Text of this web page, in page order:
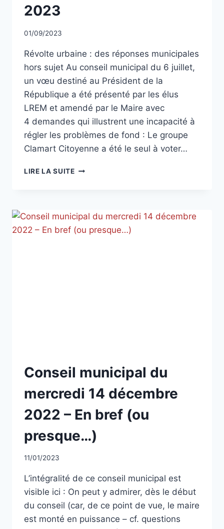
2023
Par
01/09/2023
Révolte urbaine : des réponses municipales
hors sujet Au conseil municipal du 6 juillet,
un vœu destiné au Président de la
République a été présenté par les élus
LREM et amendé par le Maire avec
4 demandes qui illustrent une incapacité à
régler les problèmes de fond : Le groupe
Clamart Citoyenne a été le seul à voter…
LIRE LA SUITETRIBUNE
2023
NON
CLASSÉ
Conseil municipal du
mercredi 14 décembre
2022 – En bref (ou
presque…)
Par
11/01/2023
L’intégralité de ce conseil municipal est
visible ici : On peut y admirer, dès le début
du conseil (car, de ce point de vue, le maire
est monté en puissance – cf. questions